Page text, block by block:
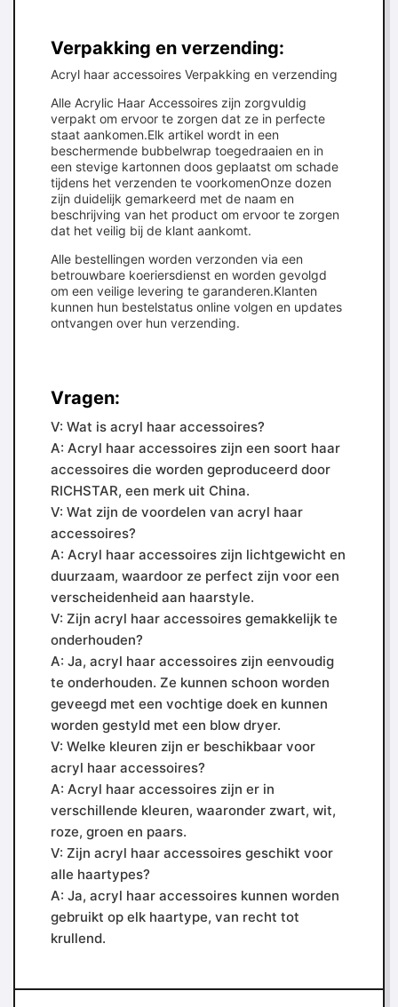
Verpakking en verzending:
Acryl haar accessoires Verpakking en verzending
Alle Acrylic Haar Accessoires zijn zorgvuldig
verpakt om ervoor te zorgen dat ze in perfecte
staat aankomen.Elk artikel wordt in een
beschermende bubbelwrap toegedraaien en in
een stevige kartonnen doos geplaatst om schade
tijdens het verzenden te voorkomenOnze dozen
zijn duidelijk gemarkeerd met de naam en
beschrijving van het product om ervoor te zorgen
dat het veilig bij de klant aankomt.
Alle bestellingen worden verzonden via een
betrouwbare koeriersdienst en worden gevolgd
om een veilige levering te garanderen.Klanten
kunnen hun bestelstatus online volgen en updates
ontvangen over hun verzending.
Vragen:
V: Wat is acryl haar accessoires?
A: Acryl haar accessoires zijn een soort haar
accessoires die worden geproduceerd door
RICHSTAR, een merk uit China.
V: Wat zijn de voordelen van acryl haar
accessoires?
A: Acryl haar accessoires zijn lichtgewicht en
duurzaam, waardoor ze perfect zijn voor een
verscheidenheid aan haarstyle.
V: Zijn acryl haar accessoires gemakkelijk te
onderhouden?
A: Ja, acryl haar accessoires zijn eenvoudig
te onderhouden. Ze kunnen schoon worden
geveegd met een vochtige doek en kunnen
worden gestyld met een blow dryer.
V: Welke kleuren zijn er beschikbaar voor
acryl haar accessoires?
A: Acryl haar accessoires zijn er in
verschillende kleuren, waaronder zwart, wit,
roze, groen en paars.
V: Zijn acryl haar accessoires geschikt voor
alle haartypes?
A: Ja, acryl haar accessoires kunnen worden
gebruikt op elk haartype, van recht tot
krullend.